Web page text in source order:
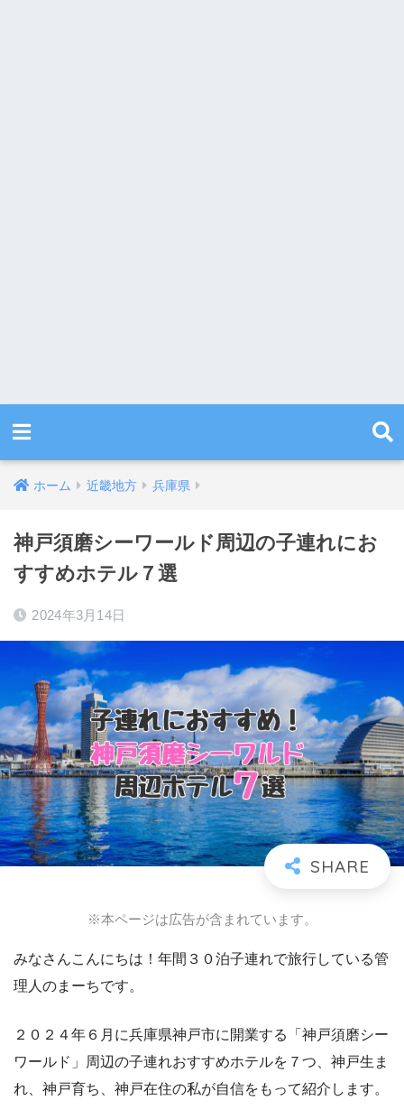
ホーム 近畿地方 兵庫県
神戸須磨シーワールド周辺の子連れにお
すすめホテル７選
2024年3月14日
※本ページは広告が含まれています。
みなさんこんにちは！年間３０泊子連れで旅行している管
理人のまーちです。
２０２４年６月に兵庫県神戸市に開業する「神戸須磨シー
ワールド」周辺の子連れおすすめホテルを７つ、神戸生ま
れ、神戸育ち、神戸在住の私が自信をもって紹介します。